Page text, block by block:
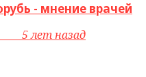
- мнение врачей
5 лет назад